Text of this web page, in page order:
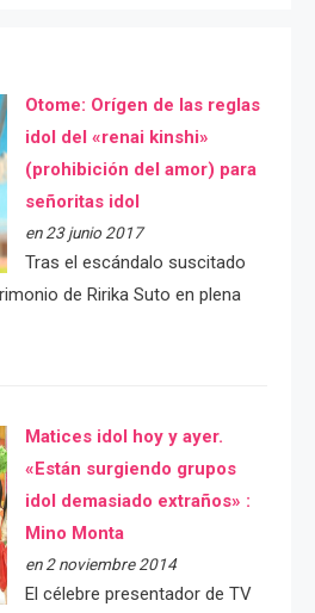
Otome: Orígen de las reglas
idol del «renai kinshi»
(prohibición del amor) para
señoritas idol
en 23 junio 2017
Tras el escándalo suscitado
de Ririka Suto en plena
Matices idol hoy y ayer.
«Están surgiendo grupos
idol demasiado extraños» :
Mino Monta
en 2 noviembre 2014
El célebre presentador de TV